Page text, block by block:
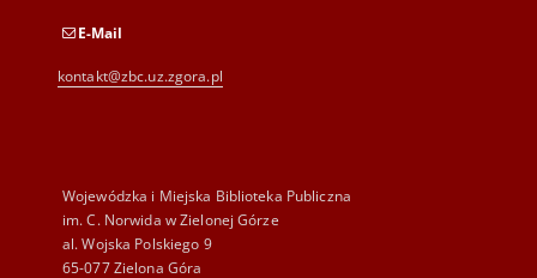
E-Mail
kontakt@zbc.uz.zgora.pl
Wojewódzka i Miejska Biblioteka Publiczna
im. C. Norwida w Zielonej Górze
al. Wojska Polskiego 9
65-077 Zielona Góra